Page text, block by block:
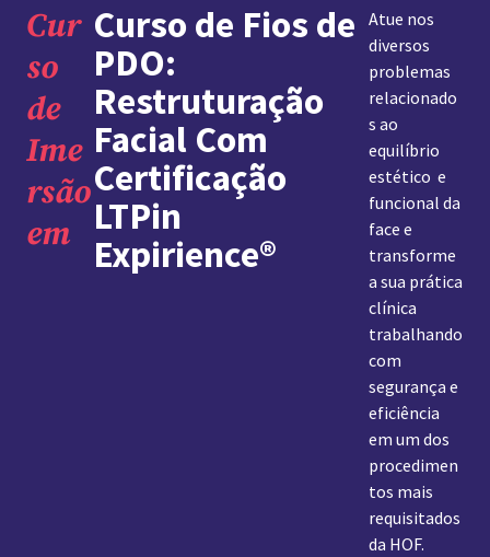
Cur
so
de
Ime
rsão
em
Curso de Fios de
PDO:
Restruturação
Facial Com
Certificação
LTPin
Expirience®️
Atue nos
diversos
problemas
relacionado
s ao
equilíbrio
estético e
funcional da
face e
transforme
a sua prática
clínica
trabalhando
com
segurança e
eficiência
em um dos
procedimen
tos mais
requisitados
da HOF.